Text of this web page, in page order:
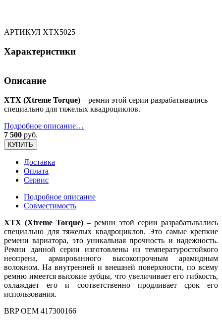
АРТИКУЛ XTX5025
Характеристики
Описание
XTX (Xtreme Torque) – ремни этой серии разрабатывались
специально для тяжелых квадроциклов.
Подробное описание…
7 500 руб.
КУПИТЬ
Доставка
Оплата
Сервис
Подробное описание
Совместимость
XTX (Xtreme Torque) – ремни этой серии разрабатывались
специально для тяжелых квадроциклов. Это самые крепкие
ремени вариатора, это уникальная прочность и надежность.
Ремни данной серии изготовлены из температуростойкого
неопрена, армированного высокопрочным арамидным
волокном. На внутренней и внешней поверхности, по всему
ремню имеется высокие зубцы, что увеличивает его гибкость,
охлаждает его и соответственно продливает срок его
использования.
BRP OEM 417300166